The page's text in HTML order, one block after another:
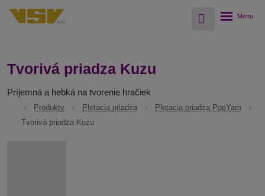
Vyhledávání
Rozbalení
Tvorivá priadza Kuzu
Príjemná a hebká na tvorenie hračiek
Produkty Pletacia priadza
Pletacia priadza PopYarn
Tvorivá priadza Kuzu